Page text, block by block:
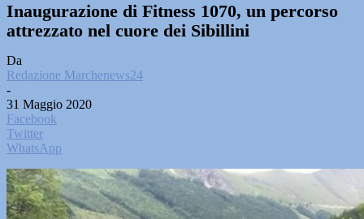
Inaugurazione di Fitness 1070, un percorso
attrezzato nel cuore dei Sibillini
Da
Redazione Marchenews24
-
31 Maggio 2020
Facebook
Twitter
WhatsApp